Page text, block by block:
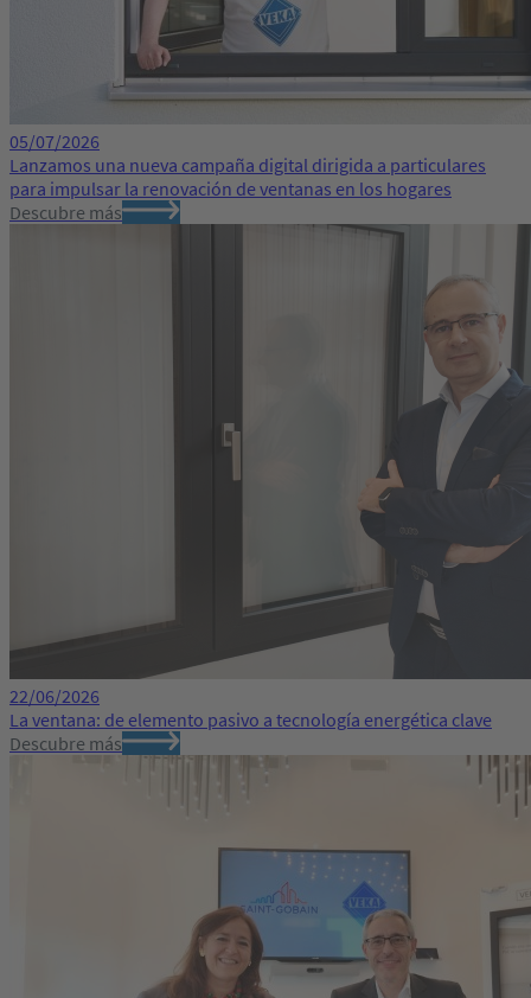
05/07/2026
Lanzamos una nueva campaña digital dirigida a particulares
para impulsar la renovación de ventanas en los hogares
Descubre más
22/06/2026
La ventana: de elemento pasivo a tecnología energética clave
Descubre más